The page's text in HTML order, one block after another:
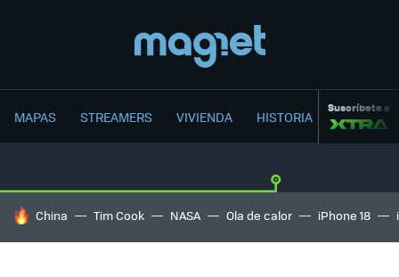
MAPAS STREAMERS VIVIENDA HISTORIA Suscríbete a
HOY SE HABLA DE
China Tim Cook NASA Ola de calor iPhone 18